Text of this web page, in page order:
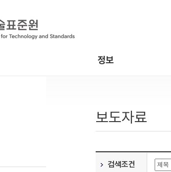
정보
보도자료
검색조건